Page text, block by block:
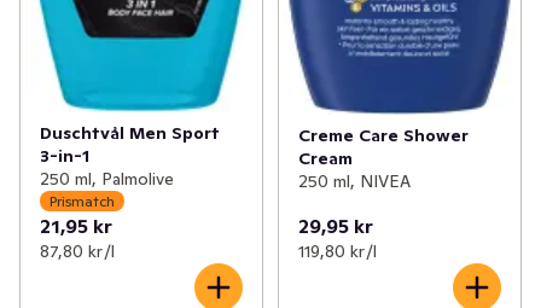
Duschtvål Men Sport
3-in-1
250 ml, Palmolive
Prismatch
21,95 kr
87,80 kr /l
Creme Care Shower
Cream
250 ml, NIVEA
29,95 kr
119,80 kr /l